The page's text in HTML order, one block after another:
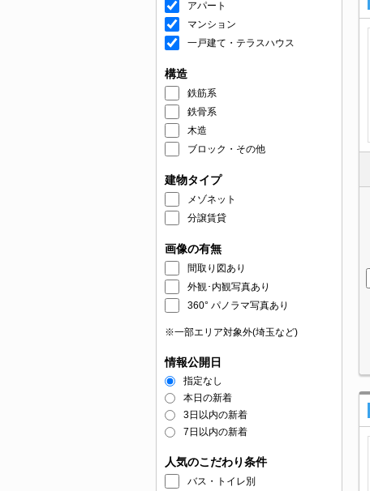
アパート
マンション
一戸建て・テラスハウス
構造
鉄筋系
鉄骨系
木造
ブロック・その他
建物タイプ
メゾネット
分譲賃貸
画像の有無
間取り図あり
外観･内観写真あり
360° パノラマ写真あり
※一部エリア対象外(埼玉など)
情報公開日
指定なし
本日の新着
3日以内の新着
7日以内の新着
人気のこだわり条件
バス・トイレ別